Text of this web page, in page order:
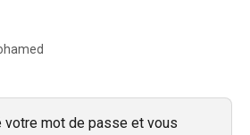
votre mot de passe et vous